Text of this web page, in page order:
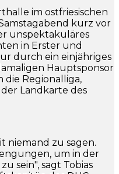
im ostfriesischen
kurz vor
unspektakuläres
in Erster und
durch ein einjähriges
Hauptsponsor
Regionalliga,
Landkarte des
niemand zu sagen.
um in der
sein", sagt Tobias